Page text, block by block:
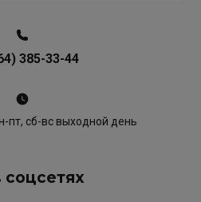
385-33-44
пт, сб-вс выходной день